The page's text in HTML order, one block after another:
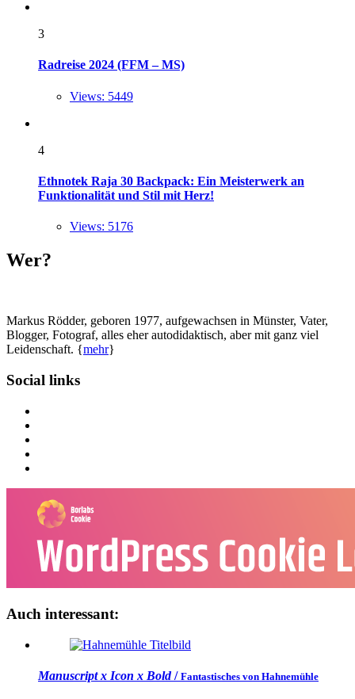
3
Radreise 2024 (FFM – MS)
Views: 5449
4
Ethnotek Raja 30 Backpack: Ein Meisterwerk an
Funktionalität und Stil mit Herz!
Views: 5176
Wer?
Markus Rödder, geboren 1977, aufgewachsen in Münster, Vater,
Blogger, Fotograf, alles eher autodidaktisch, aber mit ganz viel
Leidenschaft. {mehr}
Social links
Auch interessant:
Manuscript x Icon x Bold/ Fantastisches von Hahnemühle